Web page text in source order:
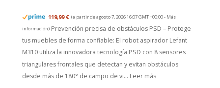
119,99 € (a partir de agosto 7, 2026 16:07 GMT +00:00 - Más
información) Prevención precisa de obstáculos PSD – Protege
tus muebles de forma confiable: El robot aspirador Lefant
M310 utiliza la innovadora tecnología PSD con 8 sensores
triangulares frontales que detectan y evitan obstáculos
desde más de 180° de campo de vi... Leer más